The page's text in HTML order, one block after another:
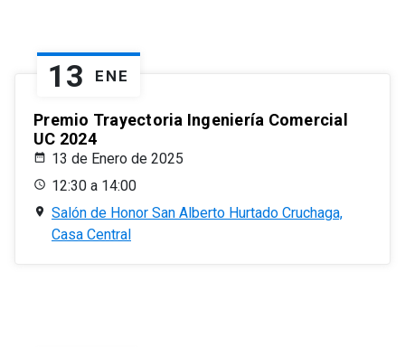
13 ENE
Premio Trayectoria Ingeniería Comercial
UC 2024
13 de Enero de 2025
12:30 a 14:00
Salón de Honor San Alberto Hurtado Cruchaga,
Casa Central